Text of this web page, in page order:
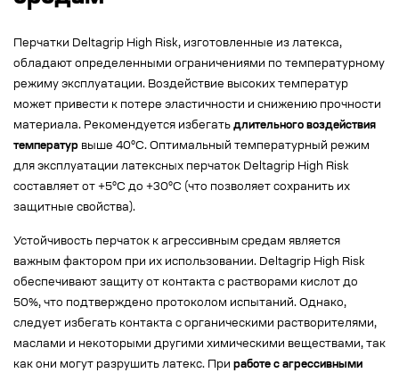
Перчатки Deltagrip High Risk, изготовленные из латекса,
обладают определенными ограничениями по температурному
режиму эксплуатации. Воздействие высоких температур
может привести к потере эластичности и снижению прочности
материала. Рекомендуется избегать длительного воздействия
температур выше 40°C. Оптимальный температурный режим
для эксплуатации латексных перчаток Deltagrip High Risk
составляет от +5°C до +30°C (что позволяет сохранить их
защитные свойства).
Устойчивость перчаток к агрессивным средам является
важным фактором при их использовании. Deltagrip High Risk
обеспечивают защиту от контакта с растворами кислот до
50%, что подтверждено протоколом испытаний. Однако,
следует избегать контакта с органическими растворителями,
маслами и некоторыми другими химическими веществами, так
как они могут разрушить латекс. При работе с агрессивными